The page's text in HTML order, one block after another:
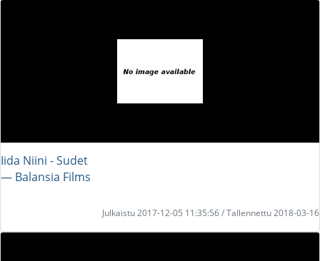
Iida Niini - Sudet
― Balansia Films
Julkaistu 2017-12-05 11:35:56 / Tallennettu 2018-03-16